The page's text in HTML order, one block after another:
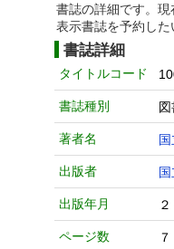
書誌の詳細です。
表示書誌を予約し
書誌詳細
タイトルコード
書誌種別
著者名
出版者
出版年月
ページ数